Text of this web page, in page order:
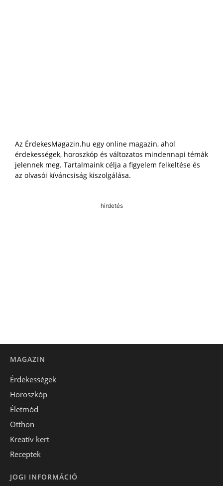
Az ÉrdekesMagazin.hu egy online magazin, ahol
érdekességek, horoszkóp és változatos mindennapi témák
jelennek meg. Tartalmaink célja a figyelem felkeltése és
az olvasói kíváncsiság kiszolgálása.
hirdetés
MAGAZIN
Érdekességek
Horoszkóp
Életmód
Otthon
Kreatív kert
Receptek
JOGI INFORMÁCIÓ